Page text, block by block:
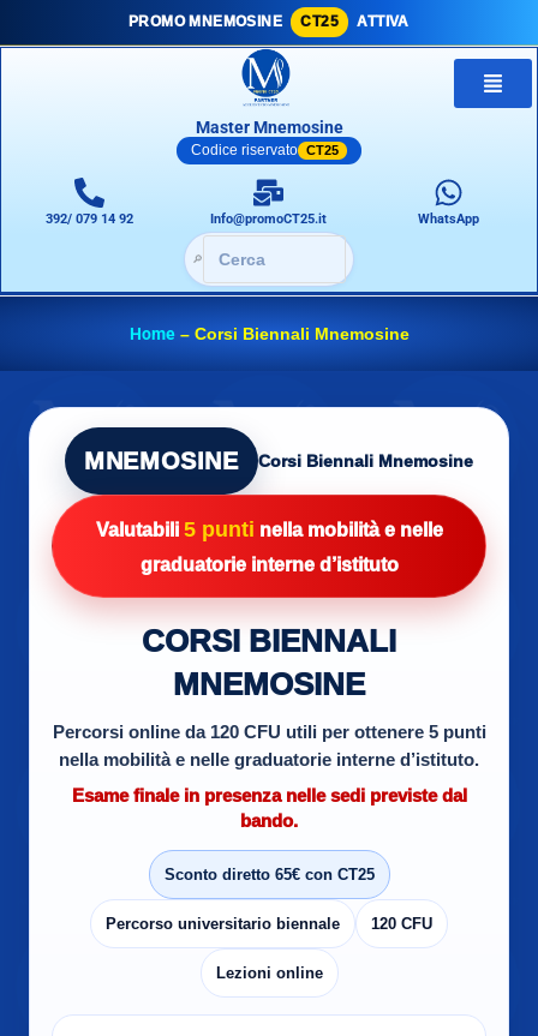
PROMO MNEMOSINE CT25 ATTIVA
Master Mnemosine
Codice riservato CT25
392/ 079 14 92 Info@promoCT25.it WhatsApp
🔎
Home– Corsi Biennali Mnemosine
MNEMOSINE Corsi Biennali Mnemosine
Valutabili 5 punti nella mobilità e nelle
graduatorie interne d’istituto
CORSI BIENNALI
MNEMOSINE
Percorsi online da 120 CFU utili per ottenere 5 punti
nella mobilità e nelle graduatorie interne d’istituto.
Esame finale in presenza nelle sedi previste dal
bando.
Sconto diretto 65€ con CT25
Percorso universitario biennale 120 CFU
Lezioni online